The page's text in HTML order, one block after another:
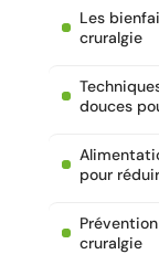
Les
cruralgie
douces
pour
cruralgie